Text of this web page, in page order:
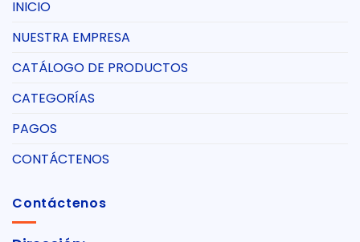
INICIO
NUESTRA EMPRESA
CATÁLOGO DE PRODUCTOS
CATEGORÍAS
PAGOS
CONTÁCTENOS
Contáctenos